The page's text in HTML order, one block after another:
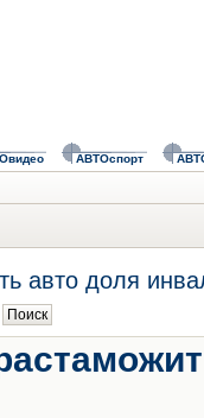
АВТОспорт
авто доля